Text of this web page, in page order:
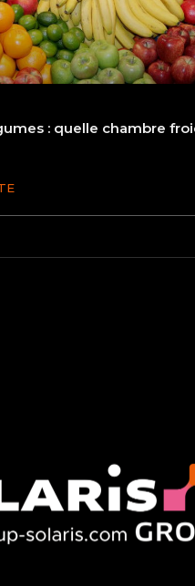
: quelle chambre